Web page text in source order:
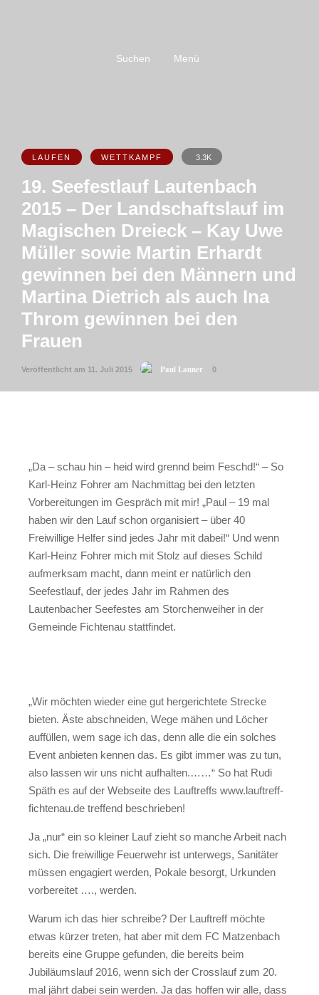
Suchen Menü
LAUFEN WETTKAMPF 3.3K
19. Seefestlauf Lautenbach
2015 – Der Landschaftslauf im
Magischen Dreieck – Kay Uwe
Müller sowie Martin Erhardt
gewinnen bei den Männern und
Martina Dietrich als auch Ina
Throm gewinnen bei den
Frauen
Veröffentlicht am 11. Juli 2015 Paul Launer 0
„Da – schau hin – heid wird grennd beim Feschd!“ – So
Karl-Heinz Fohrer am Nachmittag bei den letzten
Vorbereitungen im Gespräch mit mir! „Paul – 19 mal
haben wir den Lauf schon organisiert – über 40
Freiwillige Helfer sind jedes Jahr mit dabei!“ Und wenn
Karl-Heinz Fohrer mich mit Stolz auf dieses Schild
aufmerksam macht, dann meint er natürlich den
Seefestlauf, der jedes Jahr im Rahmen des
Lautenbacher Seefestes am Storchenweiher in der
Gemeinde Fichtenau stattfindet.
„Wir möchten wieder eine gut hergerichtete Strecke
bieten. Äste abschneiden, Wege mähen und Löcher
auffüllen, wem sage ich das, denn alle die ein solches
Event anbieten kennen das. Es gibt immer was zu tun,
also lassen wir uns nicht aufhalten.……“ So hat Rudi
Späth es auf der Webseite des Lauftreffs www.lauftreff-
fichtenau.de treffend beschrieben!
Ja „nur“ ein so kleiner Lauf zieht so manche Arbeit nach
sich. Die freiwillige Feuerwehr ist unterwegs, Sanitäter
müssen engagiert werden, Pokale besorgt, Urkunden
vorbereitet …., werden.
Warum ich das hier schreibe? Der Lauftreff möchte
etwas kürzer treten, hat aber mit dem FC Matzenbach
bereits eine Gruppe gefunden, die bereits beim
Jubiläumslauf 2016, wenn sich der Crosslauf zum 20.
mal jährt dabei sein werden. Ja das hoffen wir alle, dass